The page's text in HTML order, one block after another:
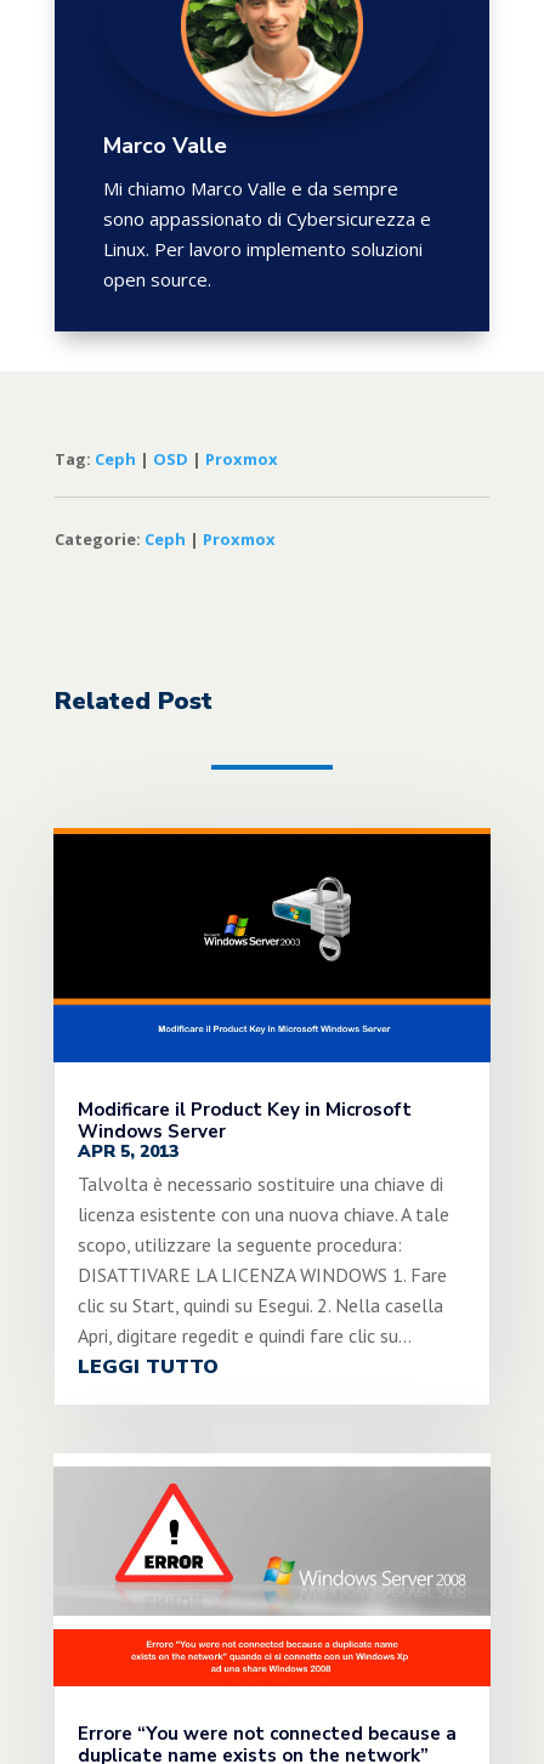
Marco Valle
Mi chiamo Marco Valle e da sempre
sono appassionato di Cybersicurezza e
Linux. Per lavoro implemento soluzioni
open source.
Tag: Ceph | OSD | Proxmox
Categorie: Ceph | Proxmox
Related Post
Modificare il Product Key in Microsoft
Windows Server
APR 5, 2013
Talvolta è necessario sostituire una chiave di
licenza esistente con una nuova chiave. A tale
scopo, utilizzare la seguente procedura:
DISATTIVARE LA LICENZA WINDOWS 1. Fare
clic su Start, quindi su Esegui. 2. Nella casella
Apri, digitare regedit e quindi fare clic su...
LEGGI TUTTO
Errore “You were not connected because a
duplicate name exists on the network”